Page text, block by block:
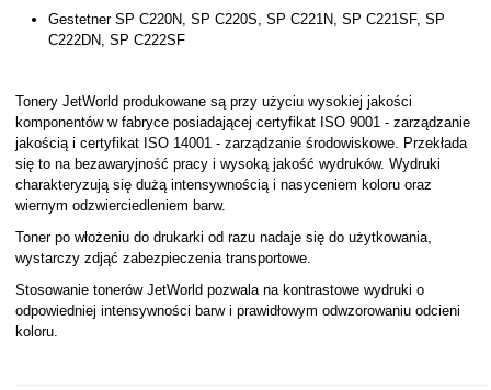
Gestetner SP C220N, SP C220S, SP C221N, SP C221SF, SP
C222DN, SP C222SF
Tonery JetWorld produkowane są przy użyciu wysokiej jakości
komponentów w fabryce posiadającej certyfikat ISO 9001 - zarządzanie
jakością i certyfikat ISO 14001 - zarządzanie środowiskowe. Przekłada
się to na bezawaryjność pracy i wysoką jakość wydruków. Wydruki
charakteryzują się dużą intensywnością i nasyceniem koloru oraz
wiernym odzwierciedleniem barw.
Toner po włożeniu do drukarki od razu nadaje się do użytkowania,
wystarczy zdjąć zabezpieczenia transportowe.
Stosowanie tonerów JetWorld pozwala na kontrastowe wydruki o
odpowiedniej intensywności barw i prawidłowym odwzorowaniu odcieni
koloru.